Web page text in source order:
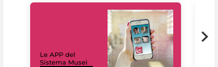
Le APP del
Sistema Musei